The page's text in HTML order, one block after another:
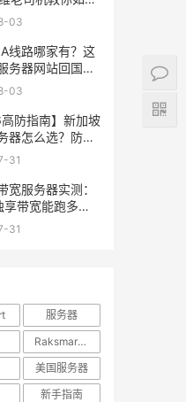
03
线路哪家有？这
务器网站回国线
03
高防指南】新加坡
器怎么选？防御
路性价比排行
31
宽服务器实测：
享带宽能跑多
试IP验证方法
31
服务器
Raksmart优惠
美国服务器
新手指南